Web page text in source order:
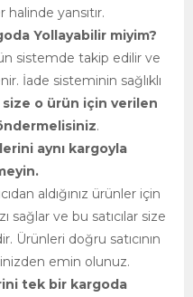
yansıtır.
Yollayabilir miyim?
sistemde takip edilir ve
İade sisteminin sağlıklı
o ürün için verilen
.
aynı kargoyla
aldığınız ürünler için
sağlar ve bu satıcılar size
Ürünleri doğru satıcının
emin olunuz.
tek bir kargoda